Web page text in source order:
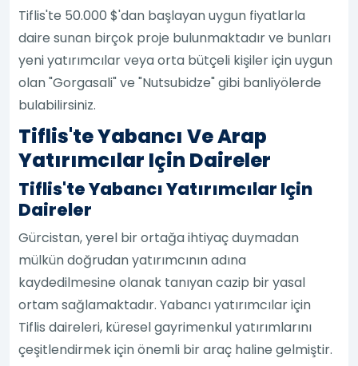
Tiflis'te 50.000 $'dan başlayan uygun fiyatlarla
daire sunan birçok proje bulunmaktadır ve bunları
yeni yatırımcılar veya orta bütçeli kişiler için uygun
olan "Gorgasali" ve "Nutsubidze" gibi banliyölerde
bulabilirsiniz.
Tiflis'te Yabancı Ve Arap
Yatırımcılar Için Daireler
Tiflis'te Yabancı Yatırımcılar Için
Daireler
Gürcistan, yerel bir ortağa ihtiyaç duymadan
mülkün doğrudan yatırımcının adına
kaydedilmesine olanak tanıyan cazip bir yasal
ortam sağlamaktadır. Yabancı yatırımcılar için
Tiflis daireleri, küresel gayrimenkul yatırımlarını
çeşitlendirmek için önemli bir araç haline gelmiştir.